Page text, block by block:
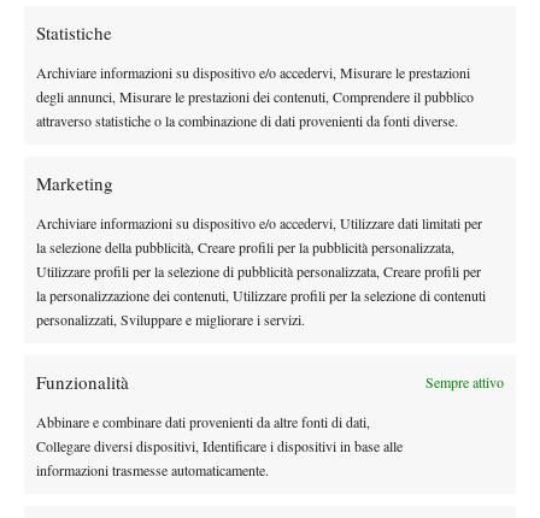
Statistiche
Archiviare informazioni su dispositivo e/o accedervi, Misurare le prestazioni
degli annunci, Misurare le prestazioni dei contenuti, Comprendere il pubblico
attraverso statistiche o la combinazione di dati provenienti da fonti diverse.
Marketing
Archiviare informazioni su dispositivo e/o accedervi, Utilizzare dati limitati per
la selezione della pubblicità, Creare profili per la pubblicità personalizzata,
Utilizzare profili per la selezione di pubblicità personalizzata, Creare profili per
la personalizzazione dei contenuti, Utilizzare profili per la selezione di contenuti
personalizzati, Sviluppare e migliorare i servizi.
Funzionalità Sempre attivo
Abbinare e combinare dati provenienti da altre fonti di dati,
Collegare diversi dispositivi, Identificare i dispositivi in base alle
informazioni trasmesse automaticamente.
Thomas Fabbiano: «Vi racconto la trasferta asiatica»
25 Luglio 2014
Thomas Fabbiano
Lettera da Tommy
11 Marzo 2013
Thomas Fabbiano
Il Sapore della Vittoria
Tommy, da Lima a Bogotà…
10 Luglio 2012